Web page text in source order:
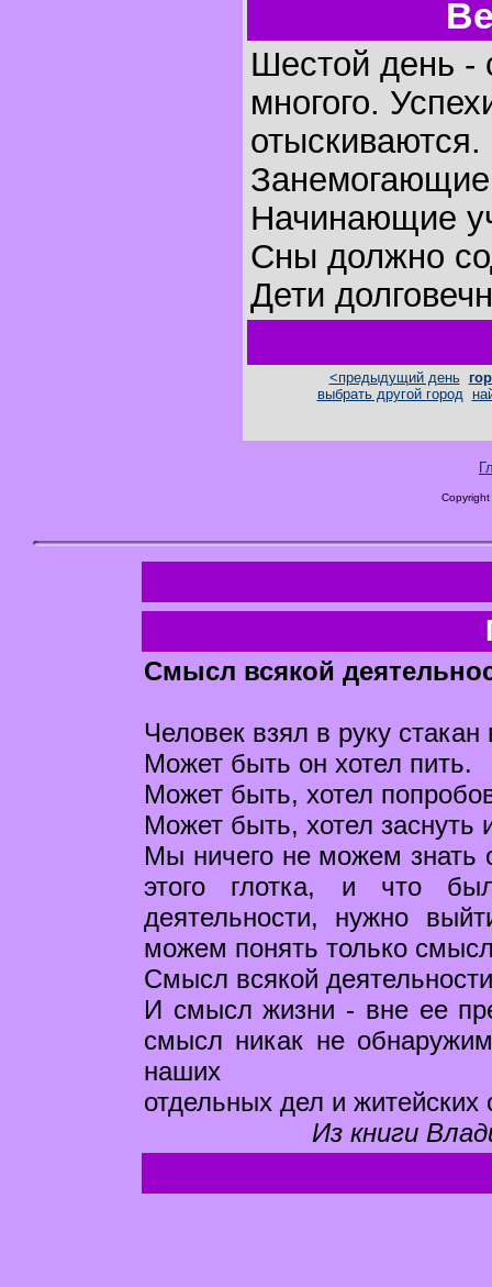
Шестой день -
многого.
отыскиваются.
Занемогающие
Начинающие
Сны должно
Дети
<предыдущий день
выбрать другой город
Смысл всякой
Человек взял в руку
Может быть он хотел пить.
Может быть, хотел
Может быть, хотел заснуть
Мы ничего не можем знать
этого глотка, и что
деятельности, нужно
можем понять только
Смысл всякой
И смысл жизни - вне ее
смысл никак не
наших
отдельных дел и житейских
Из книги